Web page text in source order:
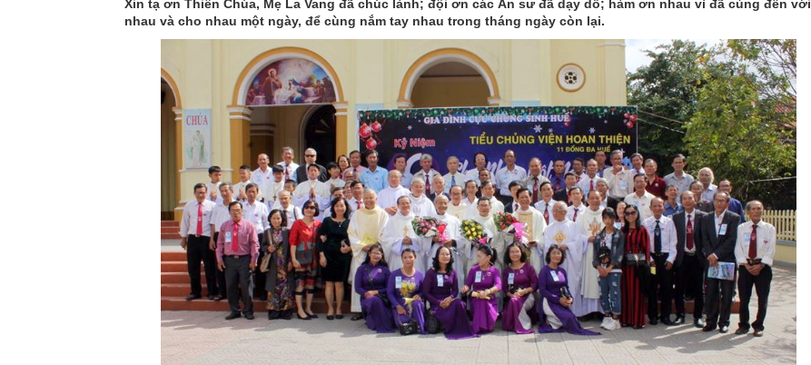
Xin tạ ơn Thiên Chúa, Mẹ La Vang đã chúc lành; đội ơn các Ân sư đã dạy dỗ; hàm ơn nhau vì đã cùng đến với
nhau và cho nhau một ngày, để cùng nắm tay nhau trong tháng ngày còn lại.